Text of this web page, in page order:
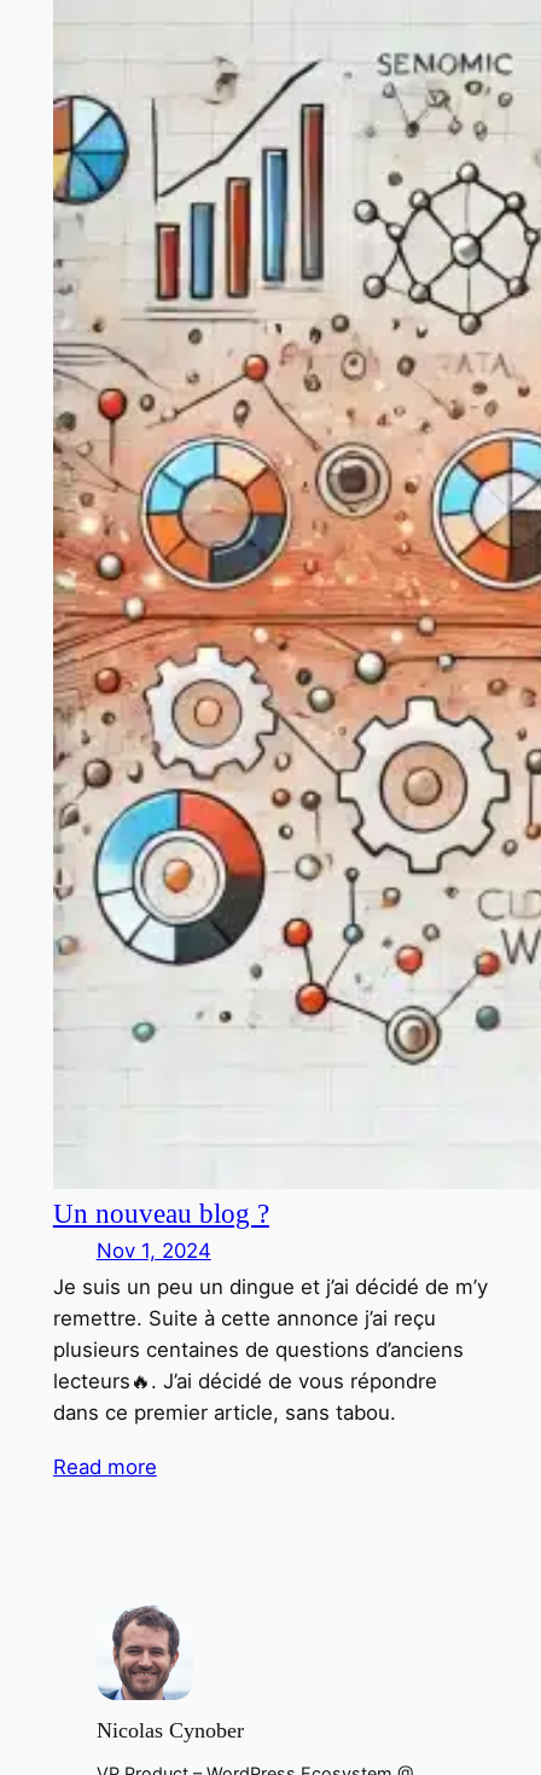
Un nouveau blog ?
Nov 1, 2024
Je suis un peu un dingue et j’ai décidé de m’y
remettre. Suite à cette annonce j’ai reçu
plusieurs centaines de questions d’anciens
lecteurs🔥. J’ai décidé de vous répondre
dans ce premier article, sans tabou.
Read more
Nicolas Cynober